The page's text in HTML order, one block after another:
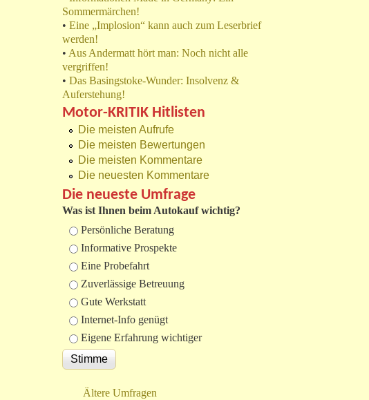
Sommermärchen!
• Eine „Implosion“ kann auch zum Leserbrief
werden!
• Aus Andermatt hört man: Noch nicht alle
vergriffen!
• Das Basingstoke-Wunder: Insolvenz &
Auferstehung!
Motor-KRITIK Hitlisten
Die meisten Aufrufe
Die meisten Bewertungen
Die meisten Kommentare
Die neuesten Kommentare
Die neueste Umfrage
Was ist Ihnen beim Autokauf wichtig?
Auswahlmöglichkeiten
Persönliche Beratung
Informative Prospekte
Eine Probefahrt
Zuverlässige Betreuung
Gute Werkstatt
Internet-Info genügt
Eigene Erfahrung wichtiger
Ältere Umfragen